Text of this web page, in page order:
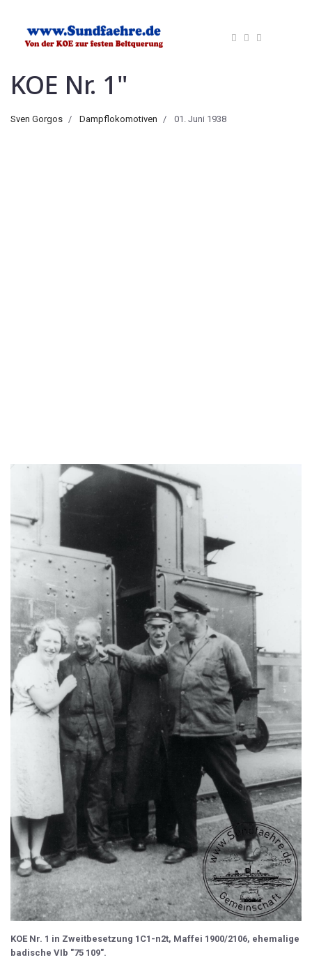
KOE Nr. 1"
Sven Gorgos Dampflokomotiven 01. Juni 1938
KOE Nr. 1 in Zweitbesetzung 1C1-n2t, Maffei 1900/2106, ehemalige
badische VIb "75 109".